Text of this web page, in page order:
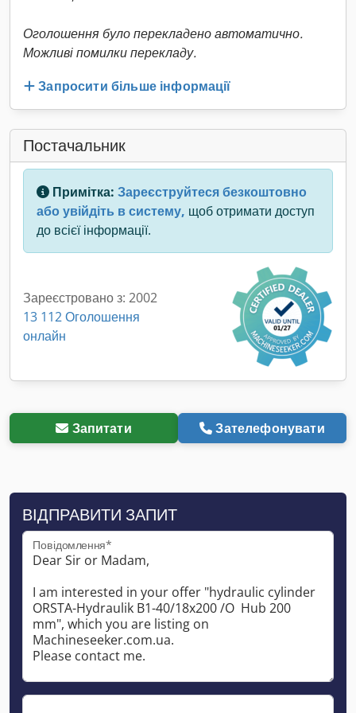
Оголошення було перекладено автоматично.
Можливі помилки перекладу.
Запросити більше інформації
Постачальник
Примітка: Зареєструйтеся безкоштовно
або увійдіть в систему, щоб отримати доступ
до всієї інформації.
Зареєстровано з: 2002
13 112 Оголошення
онлайн
Запитати Зателефонувати
ВІДПРАВИТИ ЗАПИТ
Повідомлення*